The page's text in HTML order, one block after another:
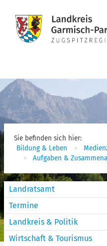
Sie befinden sich hier:
Bildung & Leben
Aufgaben &
Landratsamt
Termine
Landkreis & Politik
Wirtschaft & Tourismus